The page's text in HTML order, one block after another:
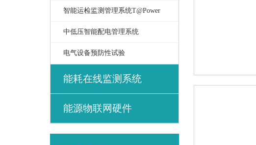
智能运检监测管理系统T@Power
中低压智能配电管理系统
电气设备预防性试验
能耗在线监测系统
能源物联网硬件